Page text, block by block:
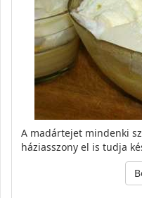
A madártejet mindenki
háziasszony el is tudja